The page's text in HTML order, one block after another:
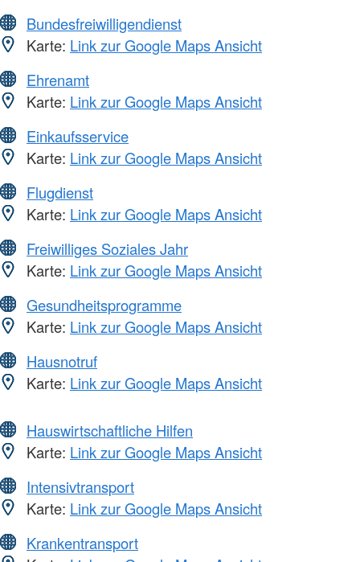
Bundesfreiwilligendienst
Karte: Link zur Google Maps Ansicht
Ehrenamt
Karte: Link zur Google Maps Ansicht
Einkaufsservice
Karte: Link zur Google Maps Ansicht
Flugdienst
Karte: Link zur Google Maps Ansicht
Freiwilliges Soziales Jahr
Karte: Link zur Google Maps Ansicht
Gesundheitsprogramme
Karte: Link zur Google Maps Ansicht
Hausnotruf
Karte: Link zur Google Maps Ansicht
Hauswirtschaftliche Hilfen
Karte: Link zur Google Maps Ansicht
Intensivtransport
Karte: Link zur Google Maps Ansicht
Krankentransport